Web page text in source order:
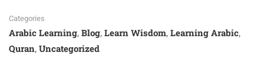
Categories
Arabic Learning, Blog, Learn Wisdom, Learning Arabic,
Quran, Uncategorized